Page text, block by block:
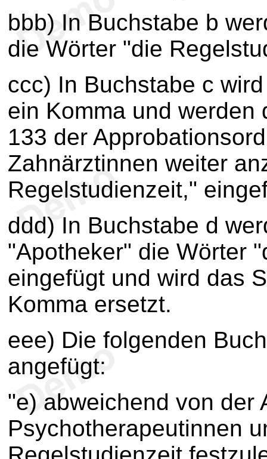
bbb) In Buchstabe b
die Wörter "die
ccc) In Buchstabe c
ein Komma und
133 der
Zahnärztinnen weiter
Regelstudienzeit,"
ddd) In Buchstabe d
"Apotheker" die Wörter
eingefügt und wird das
Komma ersetzt.
eee) Die folgenden
angefügt:
"e) abweichend von der
Psychotherapeutinnen